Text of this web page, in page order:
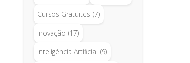
Cursos Gratuitos (7)
Inovação (17)
Inteligência Artificial (9)